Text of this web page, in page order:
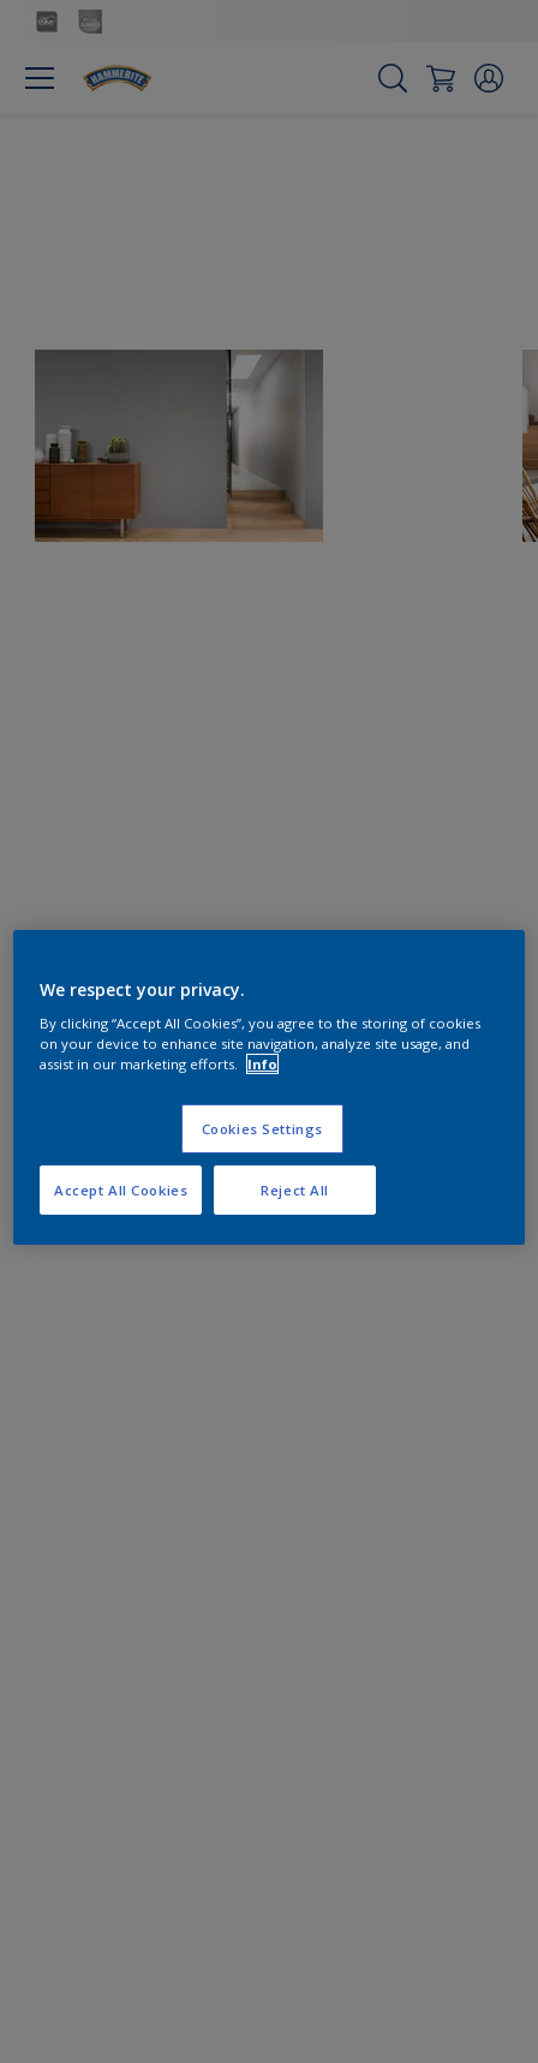
We respect your privacy.
By clicking “Accept All Cookies”, you agree to the storing of cookies
on your device to enhance site navigation, analyze site usage, and
assist in our marketing efforts.
Info
Cookies Settings
Reject All
Accept All Cookies